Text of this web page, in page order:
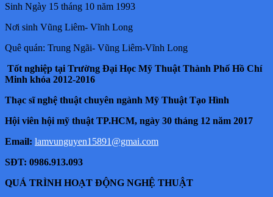
Sinh Ngày 15 tháng 10 năm 1993
Nơi sinh Vũng Liêm- Vĩnh Long
Quê quán: Trung Ngãi- Vũng Liêm-Vĩnh Long
Tốt nghiệp tại Trường Đại Học Mỹ Thuật Thành Phố Hồ Chí
Minh khóa 2012-2016
Thạc sĩ nghệ thuật chuyên ngành Mỹ Thuật Tạo Hình
Hội viên hội mỹ thuật TP.HCM, ngày 30 tháng 12 năm 2017
Email: lamvunguyen15891@gmai.com
SĐT: 0986.913.093
QUÁ TRÌNH HOẠT ĐỘNG NGHỆ THUẬT